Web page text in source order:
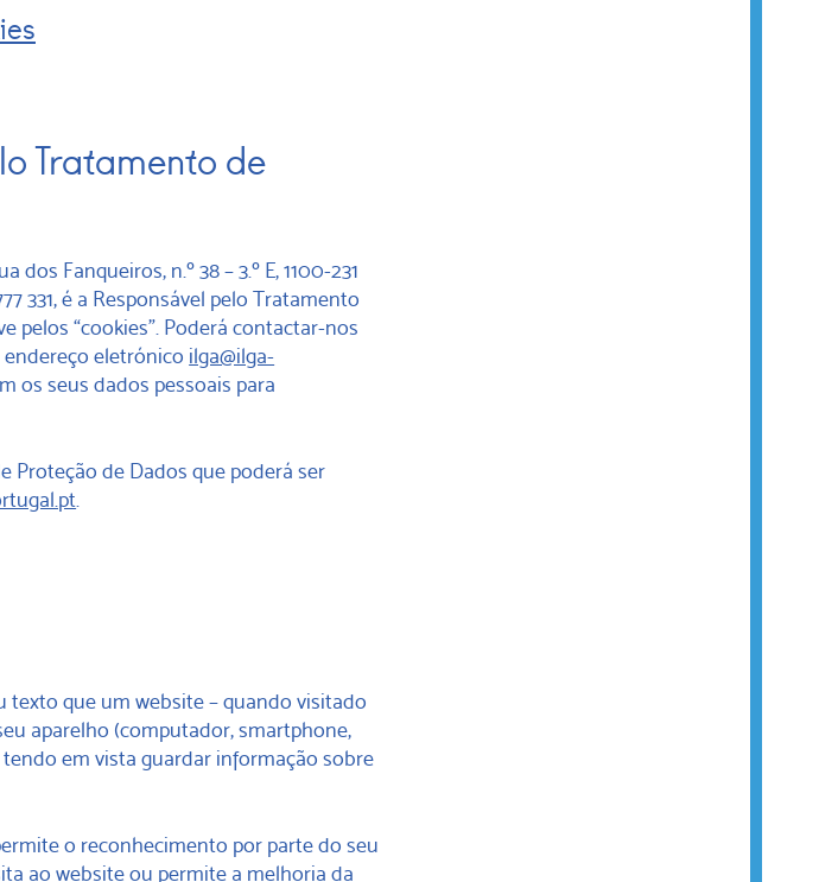
Tratamento de
Fanqueiros, n.º 38 – 3.º E, 1100-231
331, é a Responsável pelo Tratamento
pelos “cookies”. Poderá contactar-nos
endereço eletrónico ilga@ilga-
os seus dados pessoais para
Proteção de Dados que poderá ser
texto que um website – quando visitado
aparelho (computador, smartphone,
em vista guardar informação sobre
o reconhecimento por parte do seu
ao website ou permite a melhoria da